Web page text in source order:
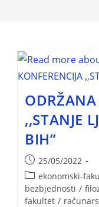
ODRŽANA
,,STANJE
BIH”
25/05/2022
ekonomski-
bezbjednosti /
fakultet /